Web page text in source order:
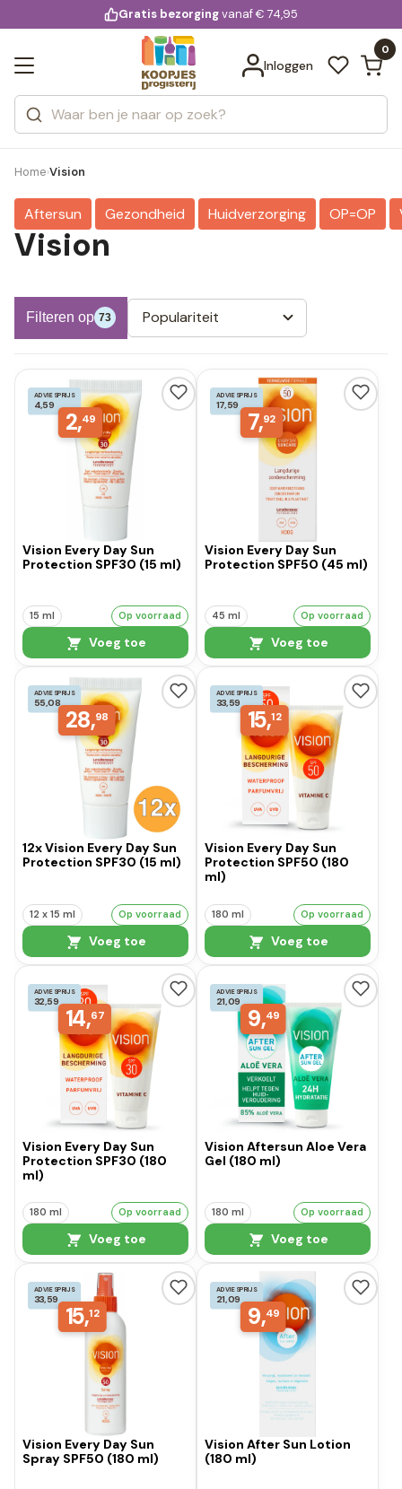
voor 20:00 uur besteld
Gratis bezorgingvanaf € 74,95
Inloggen
0
Zoeken
Categorieën
Merken
Bekijk alle resultaten
Home›Vision
Aftersun Gezondheid Huidverzorging OP=OP
Vision
Filteren op 73 Populariteit
ADVIESPRIJS
4,59
2,49
Vision Every Day Sun
Protection SPF30 (15 ml)
15 ml Op voorraad
Voeg toe
ADVIESPRIJS
17,59
7,92
Vision Every Day Sun
Protection SPF50 (45 ml)
45 ml Op voorraad
Voeg toe
ADVIESPRIJS
55,08
28,98
12x Vision Every Day Sun
Protection SPF30 (15 ml)
12 x 15 ml Op voorraad
Voeg toe
ADVIESPRIJS
33,59
15,12
Vision Every Day Sun
Protection SPF50 (180
ml)
180 ml Op voorraad
Voeg toe
ADVIESPRIJS
32,59
14,67
Vision Every Day Sun
Protection SPF30 (180
ml)
180 ml Op voorraad
Voeg toe
ADVIESPRIJS
21,09
9,49
Vision Aftersun Aloe Vera
Gel (180 ml)
180 ml Op voorraad
Voeg toe
ADVIESPRIJS
33,59
15,12
Vision Every Day Sun
Spray SPF50 (180 ml)
ADVIESPRIJS
21,09
9,49
Vision After Sun Lotion
(180 ml)